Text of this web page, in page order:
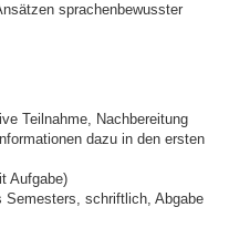
sprachenbewusster
Teilnahme, Nachbereitung
dazu in den ersten
Aufgabe)
Semesters, schriftlich, Abgabe